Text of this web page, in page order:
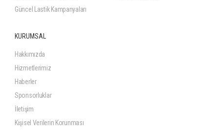
Güncel Lastik Kampanyaları
KURUMSAL
Hakkımızda
Hizmetlerimiz
Haberler
Sponsorluklar
İletişim
Kişisel Verilerin Korunması